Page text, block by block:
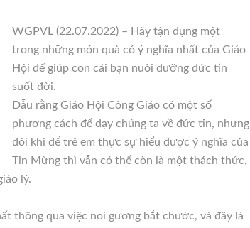
WGPVL (22.07.2022) – Hãy tận dụng một
trong những món quà có ý nghĩa nhất của Giáo
Hội để giúp con cái bạn nuôi dưỡng đức tin
suốt đời.
Dẫu rằng Giáo Hội Công Giáo có một số
phương cách để dạy chúng ta về đức tin, nhưng
đôi khi để trẻ em thực sự hiểu được ý nghĩa của
Tin Mừng thì vẫn có thể còn là một thách thức,
lý.
thông qua việc noi gương bắt chước, và đây là